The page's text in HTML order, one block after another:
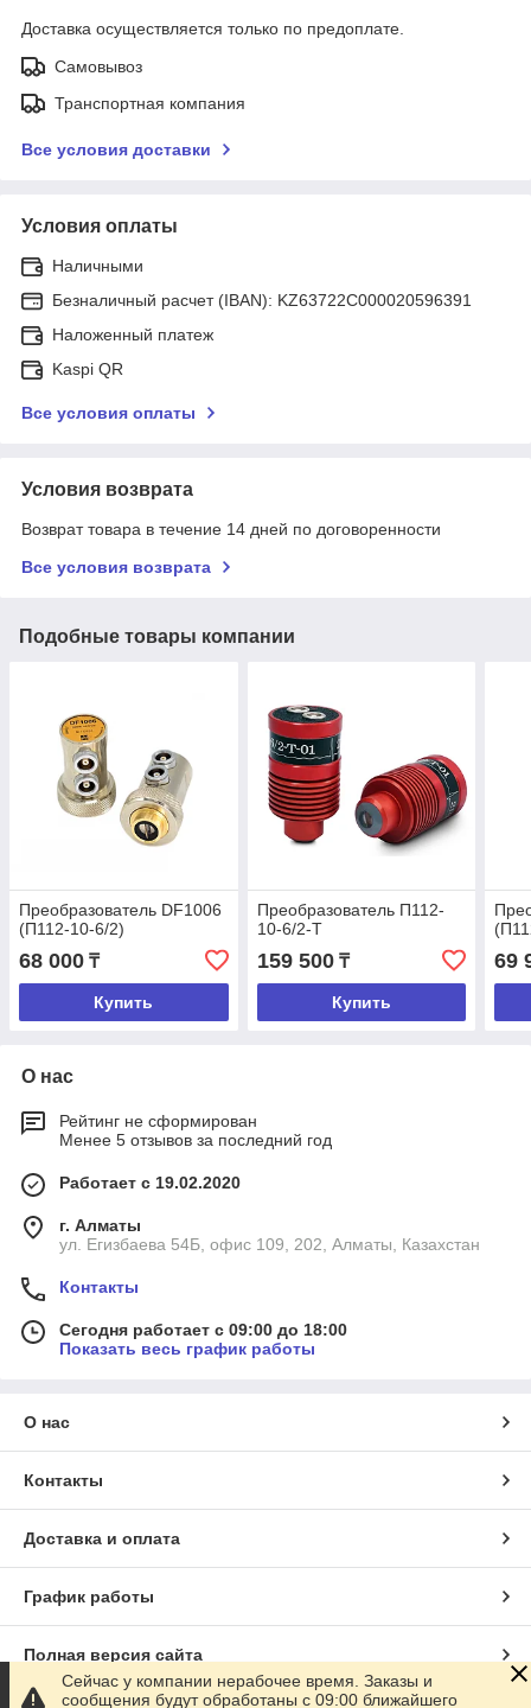
Доставка осуществляется только по предоплате.
Самовывоз
Транспортная компания
Все условия доставки
Условия оплаты
Наличными
Безналичный расчет (IBAN): KZ63722C000020596391
Наложенный платеж
Kaspi QR
Все условия оплаты
Условия возврата
Возврат товара в течение 14 дней по договоренности
Все условия возврата
Подобные товары компании
Преобразователь DF1006
(П112-10-6/2)
68 000 ₸
Купить
Преобразователь П112-
10-6/2-Т
159 500₸
Купить
69
О нас
Рейтинг не сформирован
Менее 5 отзывов за последний год
Работает с 19.02.2020
г. Алматы
ул. Егизбаева 54Б, офис 109, 202, Алматы, Казахстан
Контакты
Сегодня работает с 09:00 до 18:00
Показать весь график работы
О нас
Контакты
Доставка и оплата
График работы
Полная версия сайта
Сейчас у компании нерабочее время. Заказы и
сообщения будут обработаны с 09:00 ближайшего